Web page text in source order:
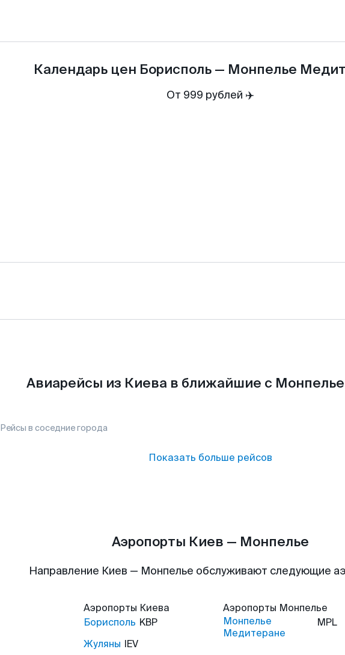
Календарь цен Борисполь — Монпелье
От 999 рублей ✈️
Авиарейсы из Киева в ближайшие с Монпелье
Рейсы в соседние города
Показать больше рейсов
Аэропорты Киев — Монпелье
Направление Киев — Монпелье обслуживают следующие
Аэропорты Киева
Борисполь KBP
Жуляны IEV
Аэропорты Монпелье
Монпелье
Медитеране
MPL